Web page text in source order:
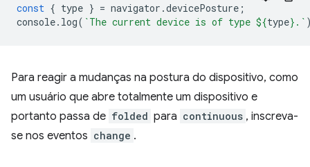
const { type } = navigator .devicePosture ;
console. log( `The current device is of type ${type} .`
Para reagir a mudanças na postura do dispositivo, como
um usuário que abre totalmente um dispositivo e
portanto passa de folded para continuous , inscreva-
se nos eventos change .